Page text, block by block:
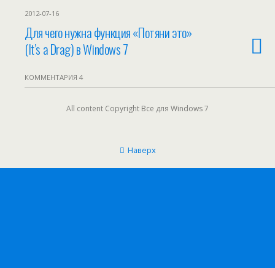
2012-07-16
Для чего нужна функция «Потяни это»
(It’s a Drag) в Windows 7
КОММЕНТАРИЯ 4
All content Copyright Все для Windows 7
Наверх